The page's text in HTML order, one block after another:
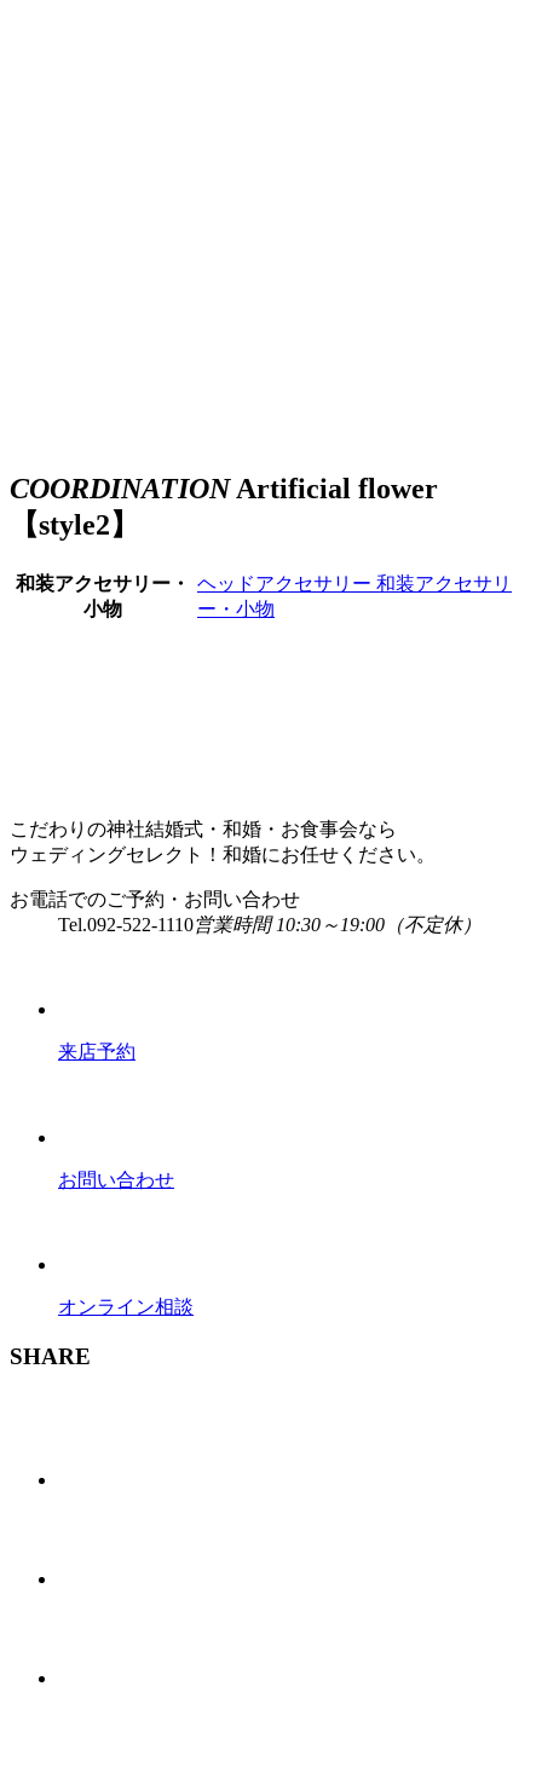
COORDINATION Artificial flower
【style2】
和装アクセサリー・
小物
ヘッドアクセサリー 和装アクセサリ
ー・小物
こだわりの神社結婚式・和婚・お食事会なら
ウェディングセレクト！和婚にお任せください。
お電話でのご予約・お問い合わせ
Tel.092-522-1110営業時間 10:30～19:00（不定休）
来店予約
お問い合わせ
オンライン相談
SHARE